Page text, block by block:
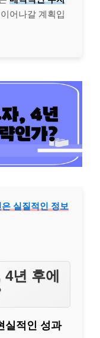
어나갈 계획입
실질적인 정보
년 후에
실적인 성과